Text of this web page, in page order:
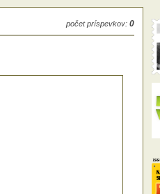
počet príspevkov: 0